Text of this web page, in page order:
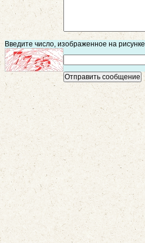
Введите число, изображенное на рисунке